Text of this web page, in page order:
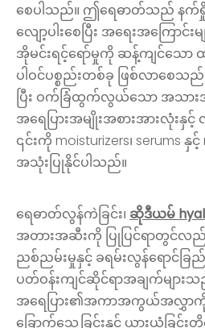
စေပါသည်။ ဤရေဓာတ်သည် နက်
လျော့ပါးစေပြီး အရေးအကြောင်းမ
အိုမင်းရင့်ရော်မှုကို ဆန့်ကျင်သေ
ပါဝင်ပစ္စည်းတစ်ခု ဖြစ်လာစေ
ပြီး ဝက်ခြံထွက်လွယ်သော အသား
အရေပြားအမျိုးအစားအားလုံး
၎င်းကို moisturizers၊ serums
အသုံးပြုနိုင်ပါသည်။
ရေဓာတ်လွန်ကဲခြင်း၊ ဆိုဒီယမ်
အတားအဆီးကို ပြုပြင်ရာတွင်လ
ညစ်ညမ်းမှုနှင့် ခရမ်းလွန်ရောင်ခြ
ပတ်ဝန်းကျင်ဆိုင်ရာအချက်များ
အရေပြား၏အကာအကွယ်အလွှာကို
ခြောက်သွေ့ခြင်းနှင့် ယားယံခြ